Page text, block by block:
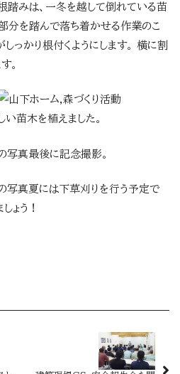
踏みは、一冬を越して倒れている苗
分を踏んで落ち着かせる作業のこ
っかり根付くようにします。 横に割
。
苗木を植えました。
最後に記念撮影。
夏には下草刈りを行う予定で
ょう！